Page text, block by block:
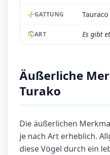
GATTUNG Tauraco
ART Es gibt
Äußerliche
Turako
Die äußerlichen
je nach Art erheblich.
diese Vögel durch ein